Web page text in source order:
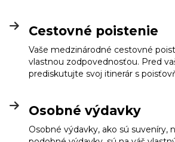
Cestovné poistenie
Vaše medzinárodné cestovné
vlastnou zodpovednosťou. Pred
prediskutujte svoj itinerár s
Osobné výdavky
Osobné výdavky, ako sú suveníry,